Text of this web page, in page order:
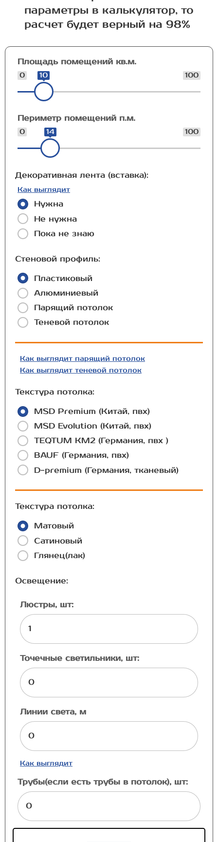
параметры в калькулятор, то
расчет будет верный на 98%
Площадь помещений кв.м.
0 100
10
Периметр помещений п.м.
0 100
14
Декоративная лента (вставка):
Как выглядит
Нужна
Не нужна
Пока не знаю
Стеновой профиль:
Пластиковый
Алюминиевый
Парящий потолок
Теневой потолок
Как выглядит парящий потолок
Как выглядит теневой потолок
Текстура потолка:
MSD Premium (Китай, пвх)
MSD Evolution (Китай, пвх)
TEQTUM КМ2 (Германия, пвх )
BAUF (Германия, пвх)
D-premium (Германия, тканевый)
Текстура потолка:
Матовый
Сатиновый
Глянец(лак)
Освещение:
Люстры, шт:
Точечные светильники, шт:
Линии света, м
Как выглядит
Трубы(если есть трубы в потолок), шт: